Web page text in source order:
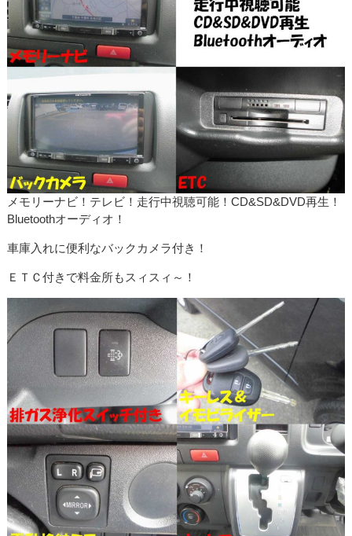
メモリーナビ！テレビ！走行中視聴可能！CD&SD&DVD再生！
Bluetoothオーディオ！
車庫入れに便利なバックカメラ付き！
ＥＴＣ付きで料金所もスィスィ～！